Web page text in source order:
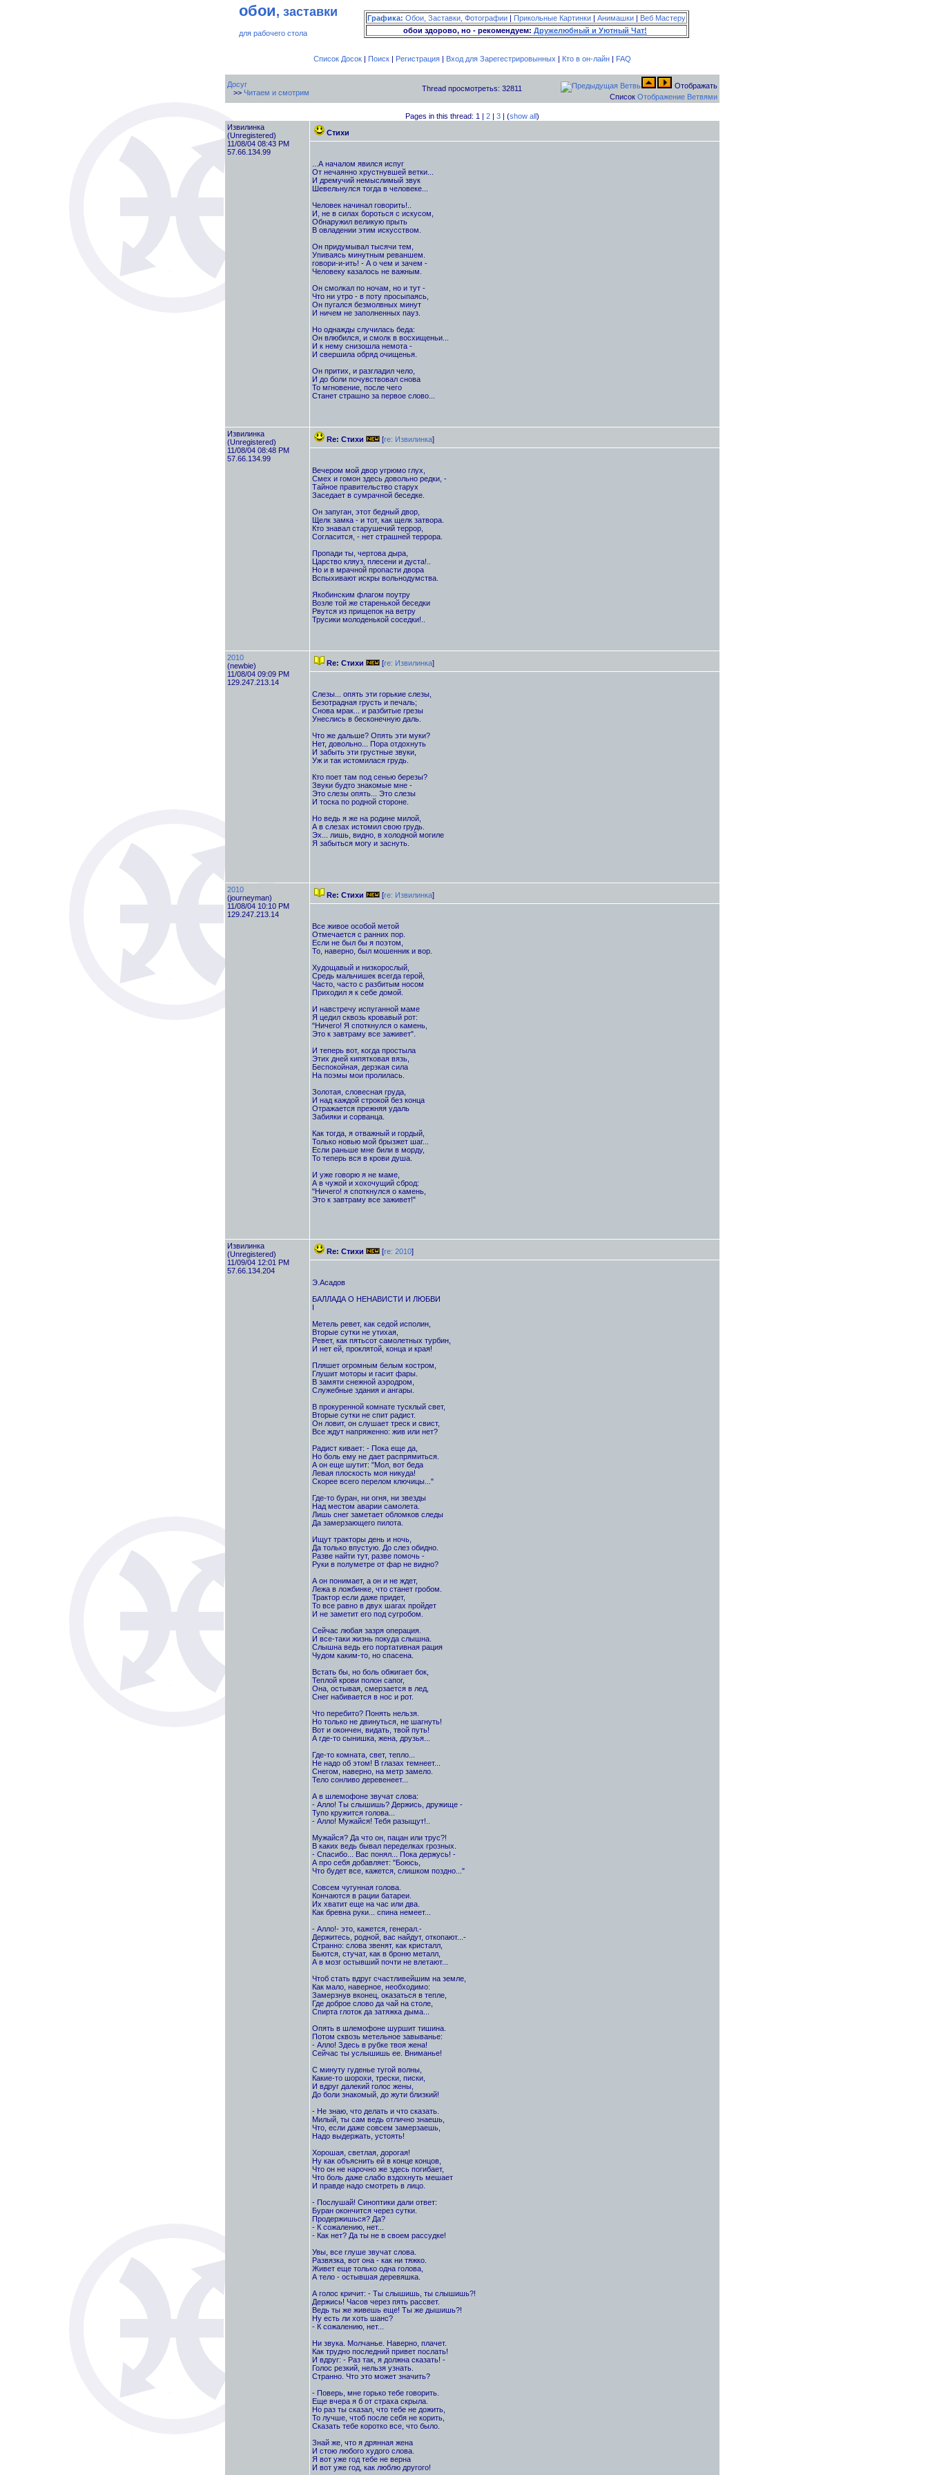
обои, заставки
для рабочего стола
Графика: Обои, Заставки, Фотографии | Прикольные Картинки | Анимашки | Веб Мастеру
обои здорово, но - рекомендуем: Дружелюбный и Уютный Чат!
Список Досок| Поиск| Регистрация| Вход для Зарегестрировынных | Кто в он-лайн| FAQ
Досуг
>> Читаем и смотрим Thread просмотретьs: 32811
Отображать
Список Отображение Ветвями
Pages in this thread: 1 | 2| 3| (show all)
Извилинка
(Unregistered)
11/08/04 08:43 PM
57.66.134.99
Стихи
...А началом явился испуг
От нечаянно хрустнувшей ветки...
И дремучий немыслимый звук
Шевельнулся тогда в человеке...
Человек начинал говорить!..
И, не в силах бороться с искусом,
Обнаружил великую прыть
В овладении этим искусством.
Он придумывал тысячи тем,
Упиваясь минутным реваншем.
говори-и-ить! - А о чем и зачем -
Человеку казалось не важным.
Он смолкал по ночам, но и тут -
Что ни утро - в поту просыпаясь,
Он пугался безмолвных минут
И ничем не заполненных пауз.
Но однажды случилась беда:
Он влюбился, и смолк в восхищеньи...
И к нему снизошла немота -
И свершила обряд очищенья.
Он притих, и разгладил чело,
И до боли почувствовал снова
То мгновение, после чего
Станет страшно за первое слово...
Извилинка
(Unregistered)
11/08/04 08:48 PM
57.66.134.99
Re: Стихи [re: Извилинка]
Вечером мой двор угрюмо глух,
Смех и гомон здесь довольно редки, -
Тайное правительство старух
Заседает в сумрачной беседке.
Он запуган, этот бедный двор,
Щелк замка - и тот, как щелк затвора.
Кто знавал старушечий террор,
Согласится, - нет страшней террора.
Пропади ты, чертова дыра,
Царство кляуз, плесени и дуста!..
Но и в мрачной пропасти двора
Вспыхивают искры вольнодумства.
Якобинским флагом поутру
Возле той же старенькой беседки
Рвутся из прищепок на ветру
Трусики молоденькой соседки!..
2010
(newbie)
11/08/04 09:09 PM
129.247.213.14
Re: Стихи [re: Извилинка]
Слезы... опять эти горькие слезы,
Безотрадная грусть и печаль;
Снова мрак... и разбитые грезы
Унеслись в бесконечную даль.
Что же дальше? Опять эти муки?
Нет, довольно... Пора отдохнуть
И забыть эти грустные звуки,
Уж и так истомилася грудь.
Кто поет там под сенью березы?
Звуки будто знакомые мне -
Это слезы опять... Это слезы
И тоска по родной стороне.
Но ведь я же на родине милой,
А в слезах истомил свою грудь.
Эх... лишь, видно, в холодной могиле
Я забыться могу и заснуть.
2010
(journeyman)
11/08/04 10:10 PM
129.247.213.14
Re: Стихи [re: Извилинка]
Все живое особой метой
Отмечается с ранних пор.
Если не был бы я поэтом,
То, наверно, был мошенник и вор.
Худощавый и низкорослый,
Средь мальчишек всегда герой,
Часто, часто с разбитым носом
Приходил я к себе домой.
И навстречу испуганной маме
Я цедил сквозь кровавый рот:
"Ничего! Я споткнулся о камень,
Это к завтраму все заживет".
И теперь вот, когда простыла
Этих дней кипятковая вязь,
Беспокойная, дерзкая сила
На поэмы мои пролилась.
Золотая, словесная груда,
И над каждой строкой без конца
Отражается прежняя удаль
Забияки и сорванца.
Как тогда, я отважный и гордый,
Только новью мой брызжет шаг...
Если раньше мне били в морду,
То теперь вся в крови душа.
И уже говорю я не маме,
А в чужой и хохочущий сброд:
"Ничего! я споткнулся о камень,
Это к завтраму все заживет!"
Извилинка
(Unregistered)
11/09/04 12:01 PM
57.66.134.204
Re: Стихи [re: 2010]
Э.Асадов
БАЛЛАДА О НЕНАВИСТИ И ЛЮБВИ
I
Метель ревет, как седой исполин,
Вторые сутки не утихая,
Ревет, как пятьсот самолетных турбин,
И нет ей, проклятой, конца и края!
Пляшет огромным белым костром,
Глушит моторы и гасит фары.
В замяти снежной аэродром,
Служебные здания и ангары.
В прокуренной комнате тусклый свет,
Вторые сутки не спит радист.
Он ловит, он слушает треск и свист,
Все ждут напряженно: жив или нет?
Радист кивает: - Пока еще да,
Но боль ему не дает распрямиться.
А он еще шутит: "Мол, вот беда
Левая плоскость моя никуда!
Скорее всего перелом ключицы..."
Где-то буран, ни огня, ни звезды
Над местом аварии самолета.
Лишь снег заметает обломков следы
Да замерзающего пилота.
Ищут тракторы день и ночь,
Да только впустую. До слез обидно.
Разве найти тут, разве помочь -
Руки в полуметре от фар не видно?
А он понимает, а он и не ждет,
Лежа в ложбинке, что станет гробом.
Трактор если даже придет,
То все равно в двух шагах пройдет
И не заметит его под сугробом.
Сейчас любая зазря операция.
И все-таки жизнь покуда слышна.
Слышна ведь его портативная рация
Чудом каким-то, но спасена.
Встать бы, но боль обжигает бок,
Теплой крови полон сапог,
Она, остывая, смерзается в лед,
Снег набивается в нос и рот.
Что перебито? Понять нельзя.
Но только не двинуться, не шагнуть!
Вот и окончен, видать, твой путь!
А где-то сынишка, жена, друзья...
Где-то комната, свет, тепло...
Не надо об этом! В глазах темнеет...
Снегом, наверно, на метр замело.
Тело сонливо деревенеет...
А в шлемофоне звучат слова:
- Алло! Ты слышишь? Держись, дружище -
Тупо кружится голова...
- Алло! Мужайся! Тебя разыщут!..
Мужайся? Да что он, пацан или трус?!
В каких ведь бывал переделках грозных.
- Спасибо... Вас понял... Пока держусь! -
А про себя добавляет: "Боюсь,
Что будет все, кажется, слишком поздно..."
Совсем чугунная голова.
Кончаются в рации батареи.
Их хватит еще на час или два.
Как бревна руки... спина немеет...
- Алло!- это, кажется, генерал.-
Держитесь, родной, вас найдут, откопают...-
Странно: слова звенят, как кристалл,
Бьются, стучат, как в броню металл,
А в мозг остывший почти не влетают...
Чтоб стать вдруг счастливейшим на земле,
Как мало, наверное, необходимо:
Замерзнув вконец, оказаться в тепле,
Где доброе слово да чай на столе,
Спирта глоток да затяжка дыма...
Опять в шлемофоне шуршит тишина.
Потом сквозь метельное завыванье:
- Алло! Здесь в рубке твоя жена!
Сейчас ты услышишь ее. Вниманье!
С минуту гуденье тугой волны,
Какие-то шорохи, трески, писки,
И вдруг далекий голос жены,
До боли знакомый, до жути близкий!
- Не знаю, что делать и что сказать.
Милый, ты сам ведь отлично знаешь,
Что, если даже совсем замерзаешь,
Надо выдержать, устоять!
Хорошая, светлая, дорогая!
Ну как объяснить ей в конце концов,
Что он не нарочно же здесь погибает,
Что боль даже слабо вздохнуть мешает
И правде надо смотреть в лицо.
- Послушай! Синоптики дали ответ:
Буран окончится через сутки.
Продержишься? Да?
- К сожалению, нет...
- Как нет? Да ты не в своем рассудке!
Увы, все глуше звучат слова.
Развязка, вот она - как ни тяжко.
Живет еще только одна голова,
А тело - остывшая деревяшка.
А голос кричит: - Ты слышишь, ты слышишь?!
Держись! Часов через пять рассвет.
Ведь ты же живешь еще! Ты же дышишь?!
Ну есть ли хоть шанс?
- К сожалению, нет...
Ни звука. Молчанье. Наверно, плачет.
Как трудно последний привет послать!
И вдруг: - Раз так, я должна сказать! -
Голос резкий, нельзя узнать.
Странно. Что это может значить?
- Поверь, мне горько тебе говорить.
Еще вчера я б от страха скрыла.
Но раз ты сказал, что тебе не дожить,
То лучше, чтоб после себя не корить,
Сказать тебе коротко все, что было.
Знай же, что я дрянная жена
И стою любого худого слова.
Я вот уже год тебе не верна
И вот уже год, как люблю другого!